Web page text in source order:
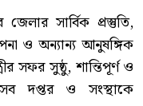
সার্বিক প্রস্তুতি,
ও অন্যান্য আনুষঙ্গিক
সফর সুষ্ঠু, শান্তিপূর্ণ ও
দপ্তর ও সংস্থাকে